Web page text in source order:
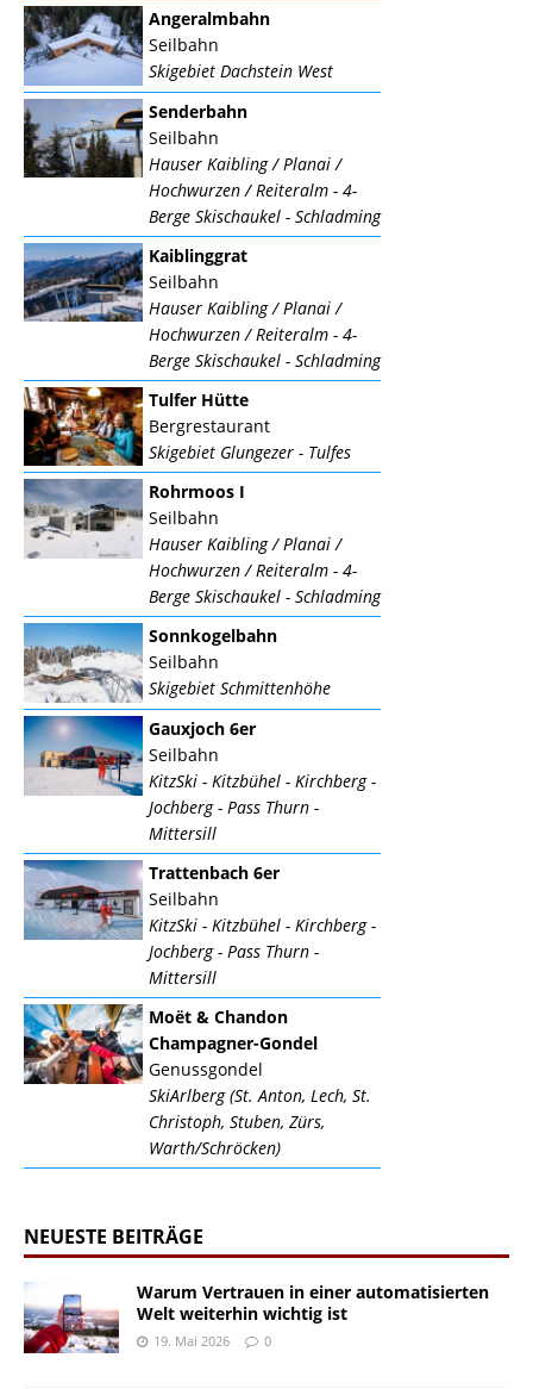
Angeralmbahn
Seilbahn
Skigebiet Dachstein West
Senderbahn
Seilbahn
Hauser Kaibling / Planai /
Hochwurzen / Reiteralm - 4-
Berge Skischaukel - Schladming
Kaiblinggrat
Seilbahn
Hauser Kaibling / Planai /
Hochwurzen / Reiteralm - 4-
Berge Skischaukel - Schladming
Tulfer Hütte
Bergrestaurant
Skigebiet Glungezer - Tulfes
Rohrmoos I
Seilbahn
Hauser Kaibling / Planai /
Hochwurzen / Reiteralm - 4-
Berge Skischaukel - Schladming
Sonnkogelbahn
Seilbahn
Skigebiet Schmittenhöhe
Gauxjoch 6er
Seilbahn
KitzSki - Kitzbühel - Kirchberg -
Jochberg - Pass Thurn -
Mittersill
Trattenbach 6er
Seilbahn
KitzSki - Kitzbühel - Kirchberg -
Jochberg - Pass Thurn -
Mittersill
Moët & Chandon
Champagner-Gondel
Genussgondel
SkiArlberg (St. Anton, Lech, St.
Christoph, Stuben, Zürs,
Warth/Schröcken)
NEUESTE BEITRÄGE
Warum Vertrauen in einer automatisierten
Welt weiterhin wichtig ist
19. Mai 2026 0